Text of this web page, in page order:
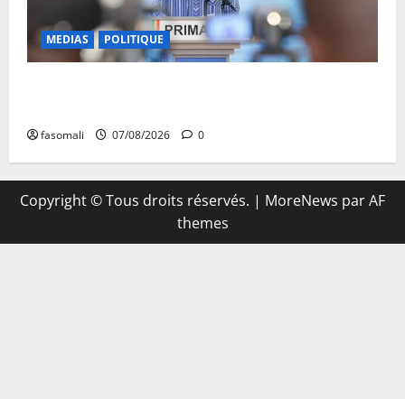
MEDIAS POLITIQUE
fasomali 07/08/2026 0
Copyright © Tous droits réservés. | MoreNews par AF
themes